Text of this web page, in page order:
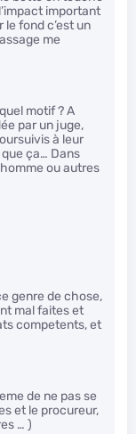
important
fond c’est un
me
motif ? A
par un juge,
à leur
ça… Dans
ou autres
genre de chose,
mal faites et
competents, et
de ne pas se
et le procureur,
… )